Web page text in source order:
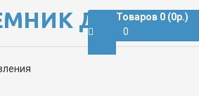
Товаров 0 (0р.)
0
ДАВЛЕНИЯ